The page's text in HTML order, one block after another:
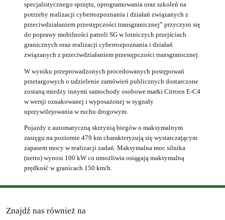
specjalistycznego sprzętu, oprogramowania oraz szkoleń na
potrzeby realizacji cyberrozpoznania i działań związanych z
przeciwdziałaniem przestępczości transgranicznej” przyczyni się
do poprawy mobilności patroli SG w lotniczych przejściach
granicznych oraz realizacji cyberrozpoznania i działań
związanych z przeciwdziałaniem przestępczości transgranicznej.
W wyniku przeprowadzonych procedowanych postępowań
przetargowych o udzielenie zamówień publicznych dostarczone
zostaną miedzy innymi samochody osobowe marki Citroen E-C4
w wersji oznakowanej i wyposażonej w sygnały
uprzywilejowania w ruchu drogowym.
Pojazdy z automatyczną skrzynią biegów o maksymalnym
zasięgu na poziomie 479 km charakteryzują się wystarczającym
zapasem mocy w realizacji zadań. Maksymalna moc silnika
(netto) wynosi 100 kW co umożliwia osiągają maksymalną
prędkość w granicach 150 km/h.
Znajdź nas również na